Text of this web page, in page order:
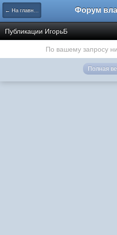
← На главную
Публикации ИгорьБ
По вашему запросу
Полная